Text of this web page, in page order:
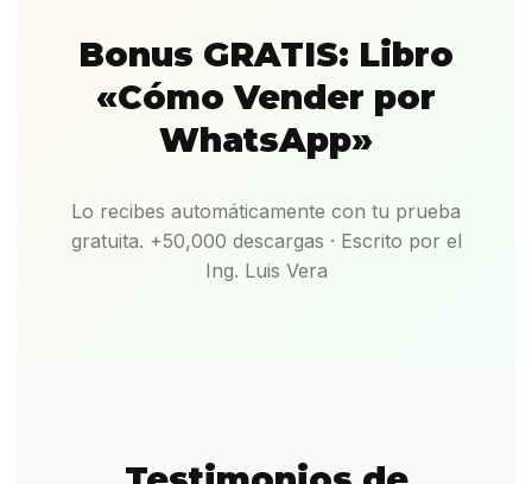
Bonus GRATIS: Libro
«Cómo Vender por
WhatsApp»
Lo recibes automáticamente con tu prueba
gratuita. +50,000 descargas · Escrito por el
Ing. Luis Vera